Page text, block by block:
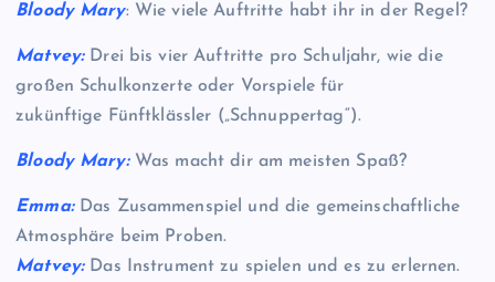
Bloody Mary: Wie viele Auftritte habt ihr in der Regel?
Matvey:Drei bis vier Auftritte pro Schuljahr, wie die
großen Schulkonzerte oder Vorspiele für
zukünftige Fünftklässler („Schnuppertag“).
Bloody Mary:Was macht dir am meisten Spaß?
Emma:Das Zusammenspiel und die gemeinschaftliche
Atmosphäre beim Proben.
Matvey:Das Instrument zu spielen und es zu erlernen.